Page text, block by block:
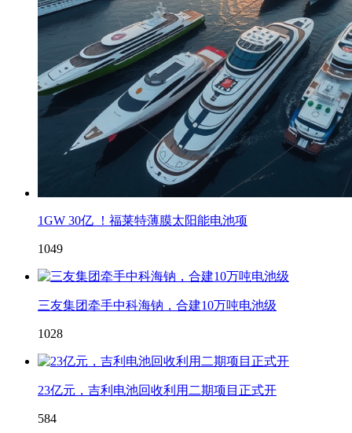
1GW 30亿 ！福莱特薄膜太阳能电池项
1049
三友集团牵手中科海钠，合建10万吨电池级
1028
23亿元，吉利电池回收利用二期项目正式开
584